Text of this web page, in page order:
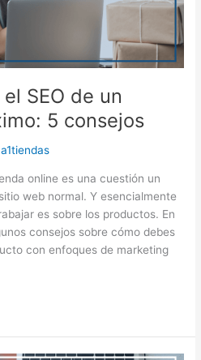
SEO de un
5 consejos
a1tiendas
online es una cuestión un
web normal. Y esencialmente
es sobre los productos. En
consejos sobre cómo debes
con enfoques de marketing